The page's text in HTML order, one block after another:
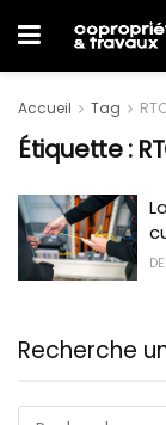
Accueil Tag
Étiquette :
DE
Recherche